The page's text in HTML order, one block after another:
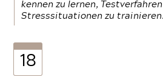
kennen zu lernen,
Stresssituationen zu trainieren.
18